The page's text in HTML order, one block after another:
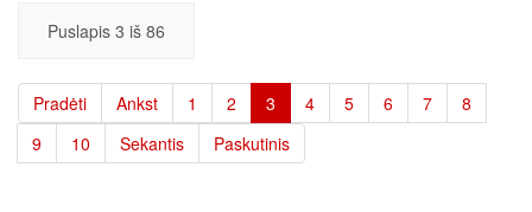
Puslapis 3 iš 86
Pradėti Ankst 1 2 3 4 5 6 7
8
9
10 Sekantis Paskutinis